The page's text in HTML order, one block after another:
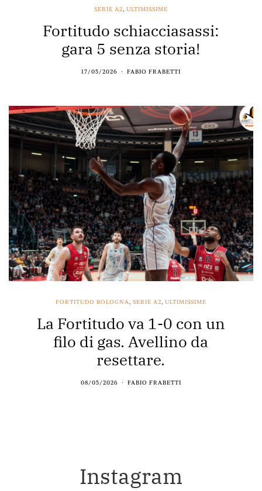
SERIE A2, ULTIMISSIME
Fortitudo schiacciasassi:
gara 5 senza storia!
17/05/2026 FABIO FRABETTI
FORTITUDO BOLOGNA, SERIE A2, ULTIMISSIME
La Fortitudo va 1-0 con un
filo di gas. Avellino da
resettare.
08/05/2026 FABIO FRABETTI
Instagram